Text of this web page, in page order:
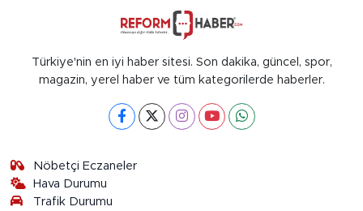
Türkiye'nin en iyi haber sitesi. Son dakika, güncel, spor,
magazin, yerel haber ve tüm kategorilerde haberler.
Nöbetçi Eczaneler
Hava Durumu
Trafik Durumu